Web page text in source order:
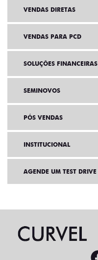
VENDAS DIRETAS
VENDAS PARA PCD
SOLUÇÕES FINANCEIRAS
SEMINOVOS
PÓS VENDAS
INSTITUCIONAL
AGENDE UM TEST DRIVE